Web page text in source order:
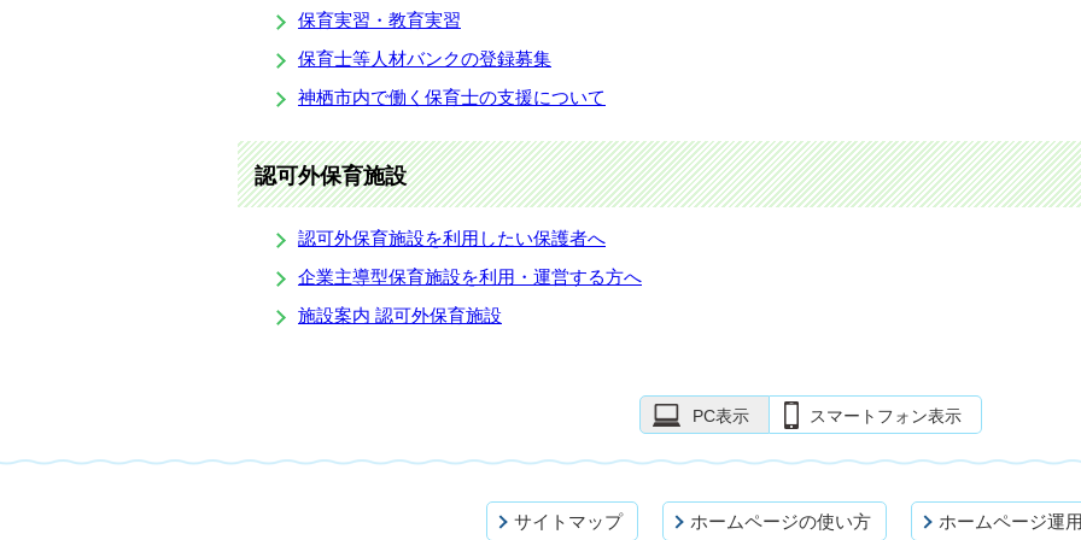
保育実習・教育実習
保育士等人材バンクの登録募集
神栖市内で働く保育士の支援について
認可外保育施設
認可外保育施設を利用したい保護者へ
企業主導型保育施設を利用・運営する方へ
施設案内 認可外保育施設
PC表示 スマートフォン表示
サイトマップ ホームページの使い方 ホームページ運